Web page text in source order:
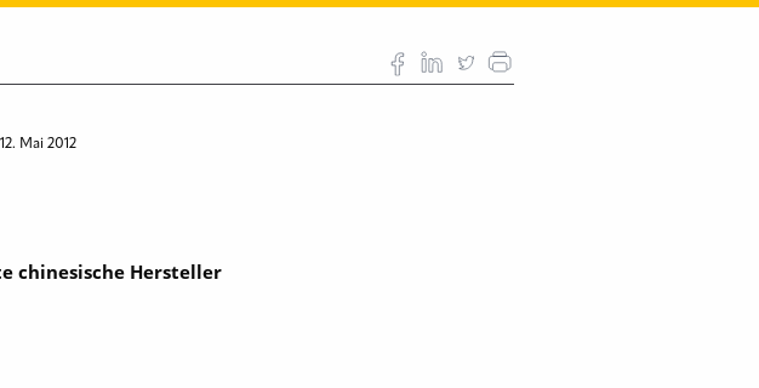
12. Mai 2012
chinesische Hersteller